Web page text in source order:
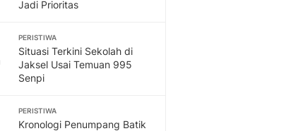
Jadi Prioritas
PERISTIWA
Situasi Terkini Sekolah di
Jaksel Usai Temuan 995
Senpi
PERISTIWA
Kronologi Penumpang Batik